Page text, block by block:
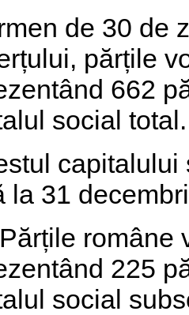
de 30 de
părțile
662
social total.
la 31
române
225
social